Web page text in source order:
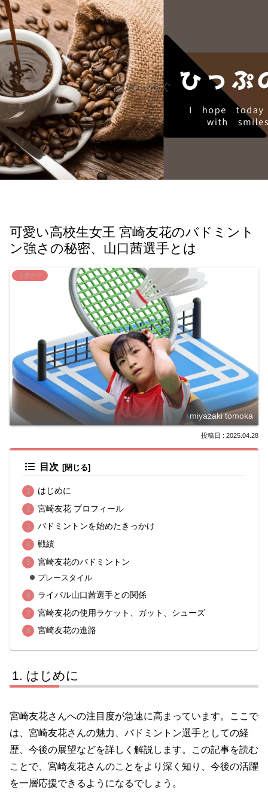
ひっぷのぶろぐ
可愛い高校生女王 宮崎友花のバドミント
ン強さの秘密、山口茜選手とは
スポーツ
miyazaki tomoka
2025.04.28
目次
はじめに
宮崎友花 プロフィール
バドミントンを始めたきっかけ
戦績
宮崎友花のバドミントン
プレースタイル
ライバル山口茜選手との関係
宮崎友花の使用ラケット、ガット、シューズ
宮崎友花の進路
はじめに
宮崎友花さんへの注目度が急速に高まっています。ここで
は、宮崎友花さんの魅力、バドミントン選手としての経
歴、今後の展望などを詳しく解説します。この記事を読む
ことで、宮崎友花さんのことをより深く知り、今後の活躍
を一層応援できるようになるでしょう。